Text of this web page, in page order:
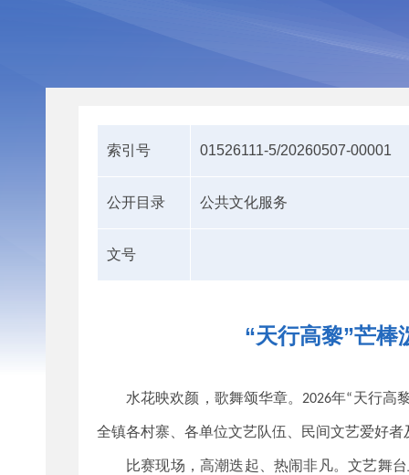
索引号 01526111-5/20260507-00001
公开目录 公共文化服务
文号
“天行高黎”芒棒
水花映欢颜，歌舞颂华章。 2026年“天行高
全镇各村寨、各单位文艺队伍、民间文艺爱好
比赛现场，高潮迭起、热闹非凡。文艺舞